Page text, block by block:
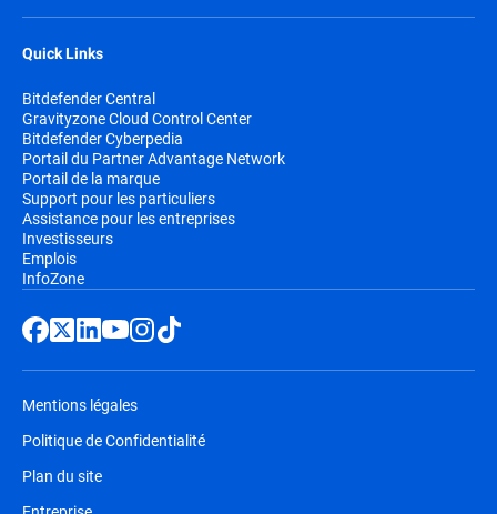
Quick Links
Bitdefender Central
Gravityzone Cloud Control Center
Bitdefender Cyberpedia
Portail du Partner Advantage Network
Portail de la marque
Support pour les particuliers
Assistance pour les entreprises
Investisseurs
Emplois
InfoZone
Mentions légales
Politique de Confidentialité
Plan du site